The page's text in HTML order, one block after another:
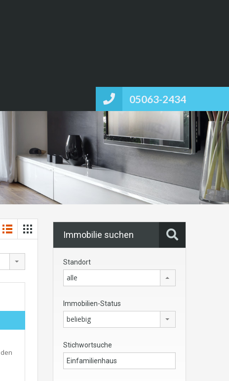
05063-2434
Immobilie suchen
Standort
alle
Immobilien-Status
beliebig
Stichwortsuche